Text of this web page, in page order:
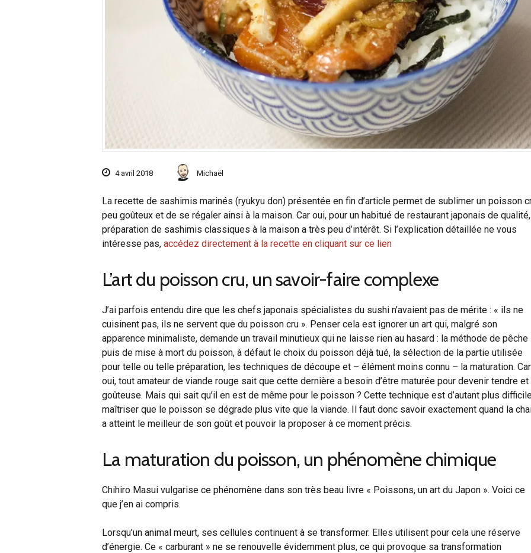
4 avril 2018 Michaël
La recette de sashimis marinés (ryukyu don) présentée en fin d’article permet de sublimer un poisson
peu goûteux et de se régaler ainsi à la maison. Car oui, pour un habitué de restaurant japonais de
préparation de sashimis classiques à la maison a très peu d’intérêt. Si l’explication détaillée ne vous
intéresse pas, accédez directement à la recette en cliquant sur ce lien
L’art du poisson cru, un savoir-faire complexe
J’ai parfois entendu dire que les chefs japonais spécialistes du sushi n’avaient pas de mérite : « ils ne
cuisinent pas, ils ne servent que du poisson cru ». Penser cela est ignorer un art qui, malgré son
apparence minimaliste, demande un travail minutieux qui ne laisse rien au hasard : la méthode de pêche
puis de mise à mort du poisson, à défaut le choix du poisson déjà tué, la sélection de la partie utilisée
pour telle ou telle préparation, les techniques de découpe et – élément moins connu – la maturation. Car
oui, tout amateur de viande rouge sait que cette dernière a besoin d’être maturée pour devenir tendre et
goûteuse. Mais qui sait qu’il en est de même pour le poisson ? Cette technique est d’autant plus
maîtriser que le poisson se dégrade plus vite que la viande. Il faut donc savoir exactement quand la
a atteint le meilleur de son goût et pouvoir la proposer à ce moment précis.
La maturation du poisson, un phénomène chimique
Chihiro Masui vulgarise ce phénomène dans son très beau livre « Poissons, un art du Japon ». Voici ce
que j’en ai compris.
Lorsqu’un animal meurt, ses cellules continuent à se transformer. Elles utilisent pour cela une réserve
d’énergie. Ce « carburant » ne se renouvelle évidemment plus, ce qui provoque sa transformation